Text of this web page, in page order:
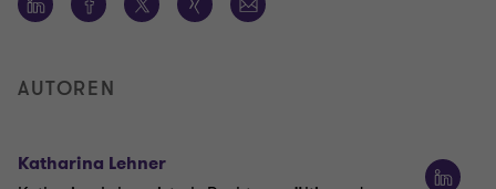
AUTOREN
Katharina Lehner